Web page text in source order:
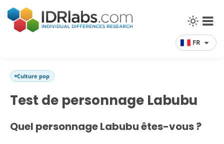
FR
Culture pop
Test de personnage Labubu
Quel personnage Labubu êtes-vous ?